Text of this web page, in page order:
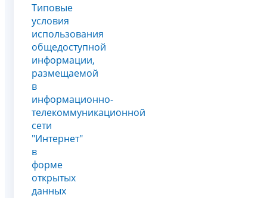
Типовые
условия
использования
общедоступной
информации,
размещаемой
в
информационно-
телекоммуникационной
сети
"Интернет"
в
форме
открытых
данных